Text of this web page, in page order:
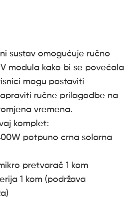
sustav omogućuje ručno
modula kako bi se povećala
mogu postaviti
ručne prilagodbe na
vremena.
komplet:
potpuno crna solarna
pretvarač 1 kom
1 kom (podržava